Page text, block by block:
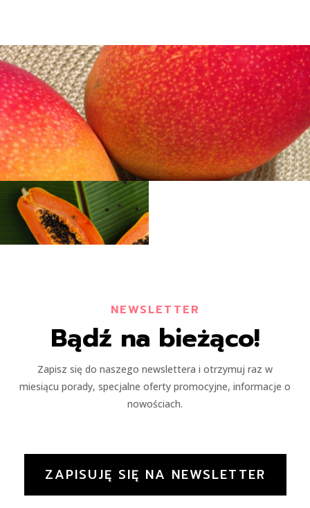
NEWSLETTER
Bądź na bieżąco!
Zapisz się do naszego newslettera i otrzymuj raz w
miesiącu porady, specjalne oferty promocyjne, informacje o
nowościach.
ZAPISUJĘ SIĘ NA NEWSLETTER